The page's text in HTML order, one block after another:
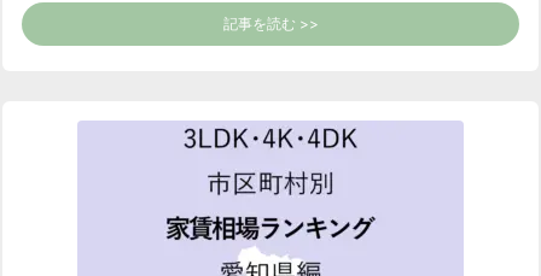
記事を読む >>